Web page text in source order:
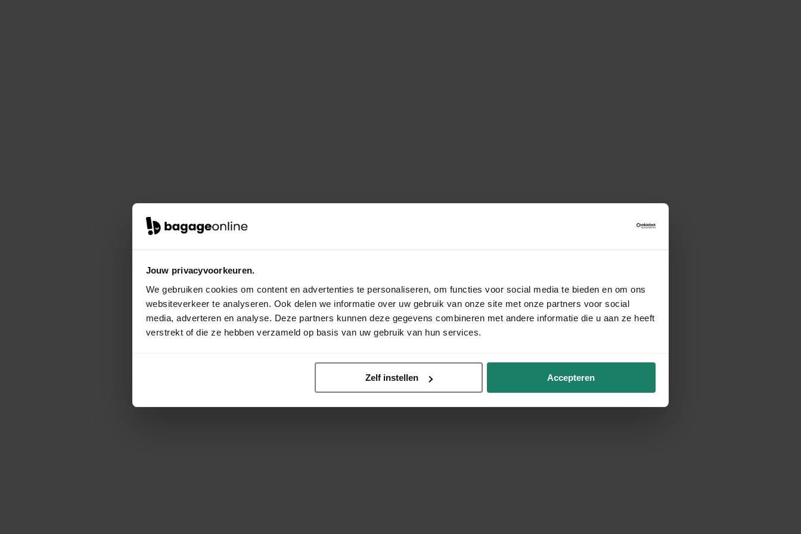
Jouw privacyvoorkeuren.
We gebruiken cookies om content en advertenties te personaliseren, om functies voor social media te bieden en om ons
websiteverkeer te analyseren. Ook delen we informatie over uw gebruik van onze site met onze partners voor social
media, adverteren en analyse. Deze partners kunnen deze gegevens combineren met andere informatie die u aan ze heeft
verstrekt of die ze hebben verzameld op basis van uw gebruik van hun services.
Zelf instellen Accepteren